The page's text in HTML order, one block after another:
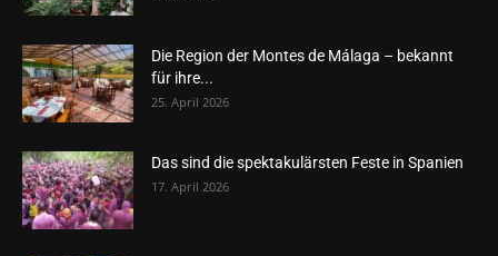
Die Region der Montes de Málaga – bekannt
für ihre...
25. April 2026
Das sind die spektakulärsten Feste in Spanien
17. April 2026